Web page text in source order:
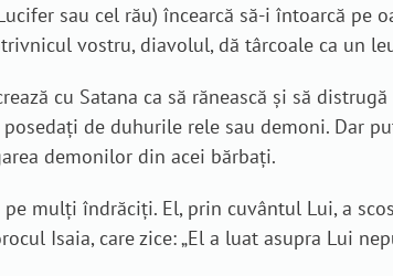
sau cel rău) încearcă să-i întoarcă pe
vostru, diavolul, dă târcoale ca un
cu Satana ca să rănească și să
de duhurile rele sau demoni. Dar
demonilor din acei bărbați.
pe mulţi îndrăciţi. El, prin cuvântul Lui, a
Isaia, care zice: „El a luat asupra Lui